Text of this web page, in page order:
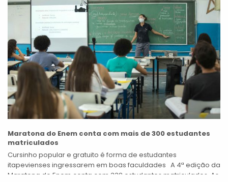
Maratona do Enem conta com mais de 300 estudantes
matriculados
Cursinho popular e gratuito é forma de estudantes
itapevienses ingressarem em boas faculdades A 4ª edição da
Maratona do Enem conta com 332 estudantes matriculados. As